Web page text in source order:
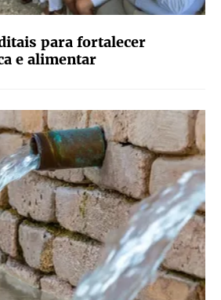
para fortalecer
e alimentar